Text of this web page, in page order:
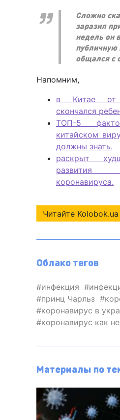
Сложно
заразил
недель он
публичную
общался с
Напомним,
в Китае от
скончался
ТОП-5
китайском
должны знать.
раскрыт
коронавируса.
Читайте
Облако тегов
инфекция
принц Чарльз
коронавирус в
коронавирус как
Материалы по